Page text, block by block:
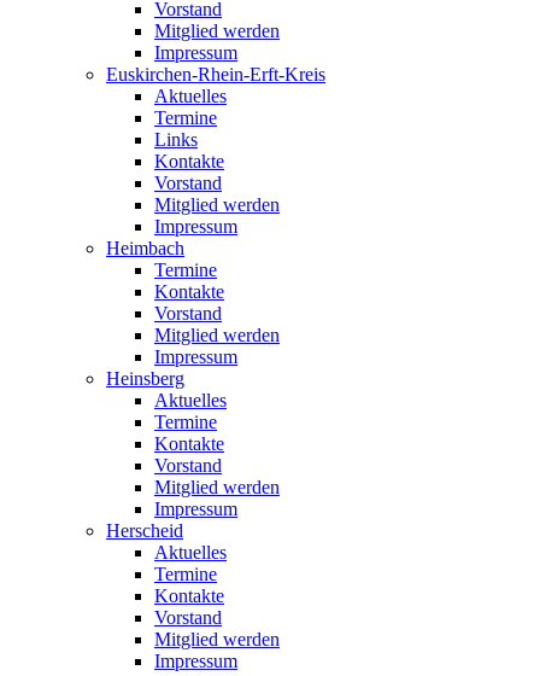
Vorstand
Mitglied werden
Impressum
Euskirchen-Rhein-Erft-Kreis
Aktuelles
Termine
Links
Kontakte
Vorstand
Mitglied werden
Impressum
Heimbach
Termine
Kontakte
Vorstand
Mitglied werden
Impressum
Heinsberg
Aktuelles
Termine
Kontakte
Vorstand
Mitglied werden
Impressum
Herscheid
Aktuelles
Termine
Kontakte
Vorstand
Mitglied werden
Impressum